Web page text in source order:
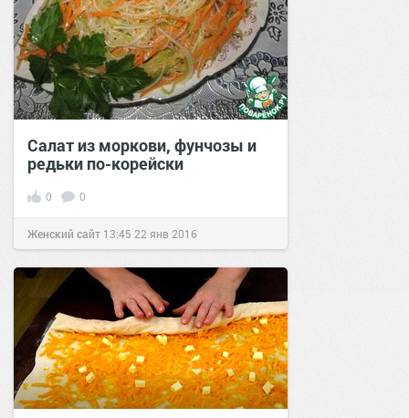
Салат из моркови, фунчозы и
редьки по-корейски
0 0
Женский сайт 13:45 22 янв 2016